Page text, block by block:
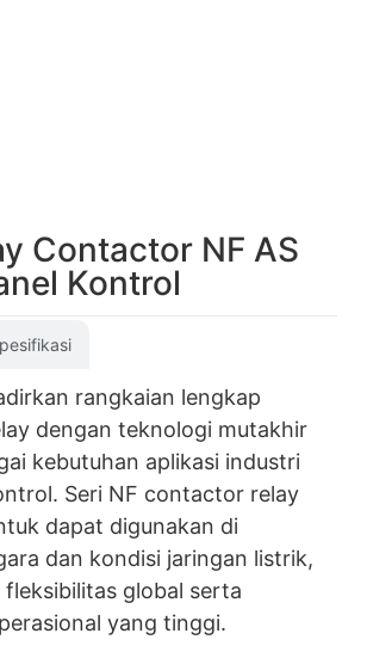
Contactor NF AS
Kontrol
rangkaian lengkap
dengan teknologi mutakhir
kebutuhan aplikasi industri
Seri NF contactor relay
dapat digunakan di
dan kondisi jaringan listrik,
fleksibilitas global serta
yang tinggi.